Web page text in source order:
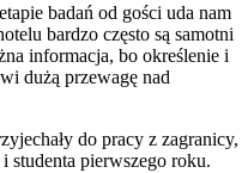
badań od gości uda nam
bardzo często są samotni
informacja, bo określenie i
dużą przewagę nad
do pracy z zagranicy,
studenta pierwszego roku.